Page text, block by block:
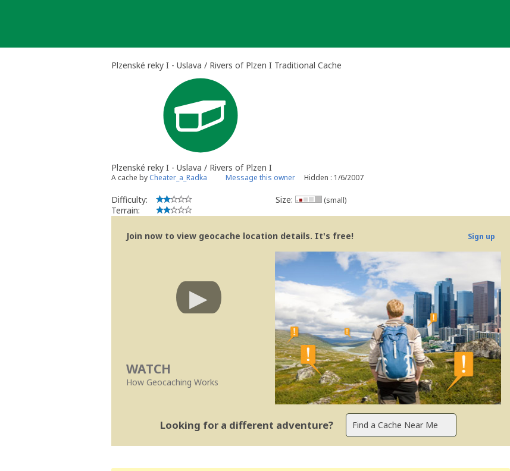
Plzenské reky I - Uslava / Rivers of Plzen I Traditional Cache
Plzenské reky I - Uslava / Rivers of Plzen I
A cache by Cheater_a_Radka Message this owner Hidden : 1/6/2007
Difficulty:
Terrain:
Size: (small)
Join now to view geocache location details. It's free! Sign up
WATCH
How Geocaching Works
Looking for a different adventure?